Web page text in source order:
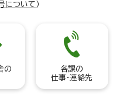
について ）
の
各課の
仕事・連絡先